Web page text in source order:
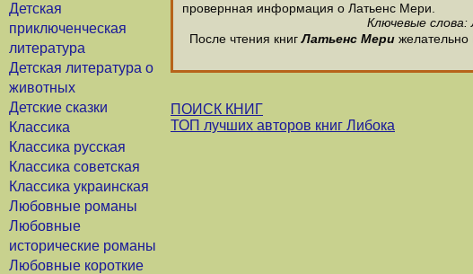
Детская
приключенческая
литература
Детская литература о
животных
Детские сказки
Классика
Классика русская
Классика советская
Классика украинская
Любовные романы
Любовные
исторические романы
Любовные короткие
провернная информация о Латьенс Мери.
Ключевые
После чтения книгЛатьенс Мери желательно
ПОИСК КНИГ
ТОП лучших авторов книг Либока